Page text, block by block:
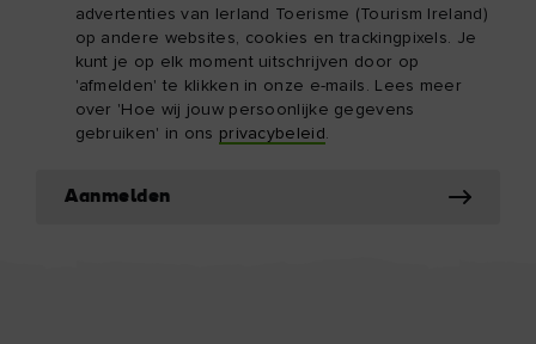
advertenties van Ierland Toerisme (Tourism Ireland)
op andere websites, cookies en trackingpixels. Je
kunt je op elk moment uitschrijven door op
'afmelden' te klikken in onze e-mails. Lees meer
over 'Hoe wij jouw persoonlijke gegevens
gebruiken' in ons privacybeleid
Aanmelden